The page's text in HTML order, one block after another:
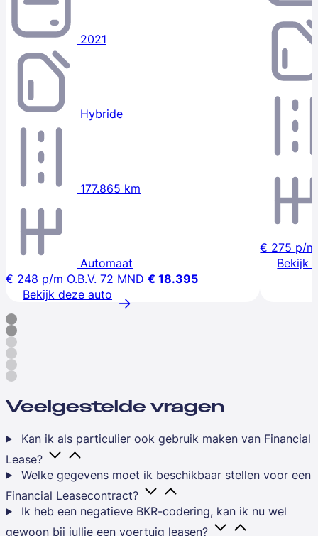
2021
Hybride
177.865 km
Automaat
€ 248 p/m O.B.V. 72 MND € 18.395
Bekijk deze auto
€ 275 p/m
Bekijk
Veelgestelde vragen
Kan ik als particulier ook gebruik maken van Financial
Lease?
Welke gegevens moet ik beschikbaar stellen voor een
Financial Leasecontract?
Ik heb een negatieve BKR-codering, kan ik nu wel
gewoon bij jullie een voertuig leasen?